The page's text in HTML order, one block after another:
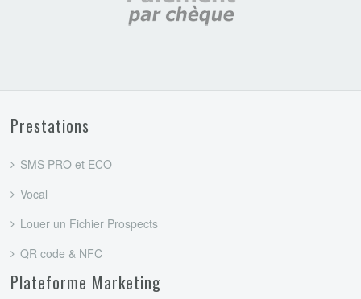
Prestations
SMS PRO et ECO
Vocal
Louer un Fichier Prospects
QR code & NFC
Plateforme Marketing